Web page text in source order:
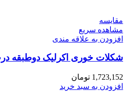
مقایسه
مشاهده سریع
افزودن به علاقه مندی
شکلات خوری اکرلیک دوطبقه
1,723,152 تومان
افزودن به سبد خرید